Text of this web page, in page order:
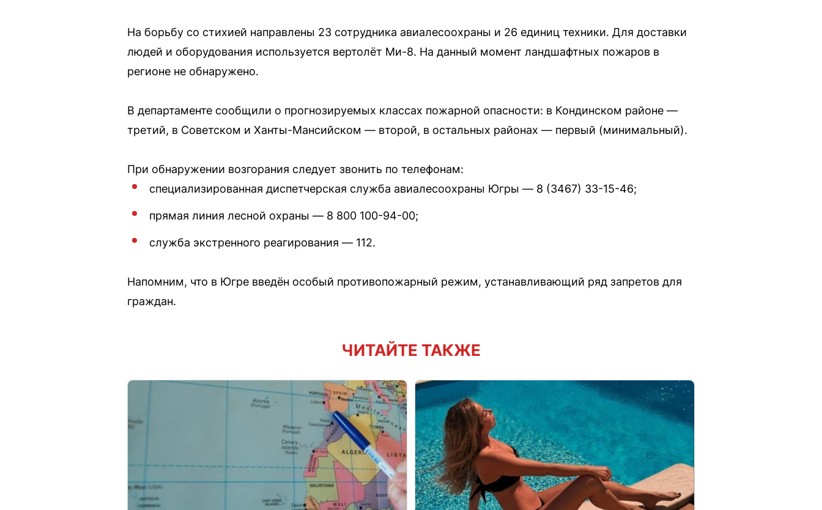
На борьбу со стихией направлены 23 сотрудника авиалесоохраны и 26 единиц техники. Для доставки
людей и оборудования используется вертолёт Ми-8. На данный момент ландшафтных пожаров в
регионе не обнаружено.
В департаменте сообщили о прогнозируемых классах пожарной опасности: в Кондинском районе —
третий, в Советском и Ханты-Мансийском — второй, в остальных районах — первый (минимальный).
При обнаружении возгорания следует звонить по телефонам:
специализированная диспетчерская служба авиалесоохраны Югры — 8 (3467) 33-15-46;
прямая линия лесной охраны — 8 800 100-94-00;
служба экстренного реагирования — 112.
Напомним, что в Югре введён особый противопожарный режим, устанавливающий ряд запретов для
граждан.
ЧИТАЙТЕ ТАКЖЕ